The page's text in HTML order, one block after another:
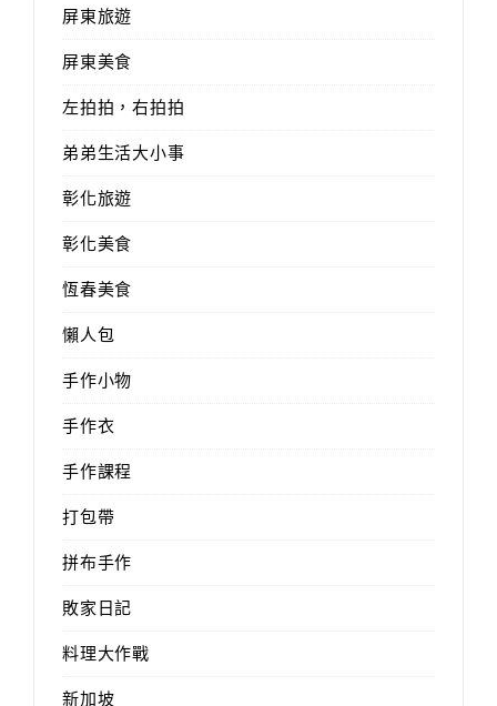
屏東旅遊
屏東美食
左拍拍，右拍拍
弟弟生活大小事
彰化旅遊
彰化美食
恆春美食
懶人包
手作小物
手作衣
手作課程
打包帶
拼布手作
敗家日記
料理大作戰
新加坡